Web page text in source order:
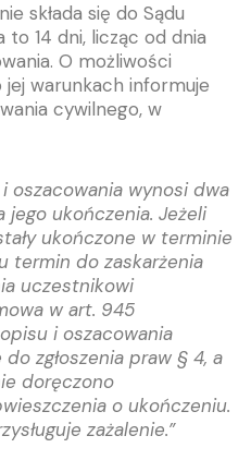
składa się do Sądu
to 14 dni, licząc od dnia
O możliwości
jej warunkach informuje
cywilnego, w
oszacowania wynosi dwa
ukończenia. Jeżeli
ukończone w terminie
termin do zaskarżenia
uczestnikowi
w art. 945
i oszacowania
zgłoszenia praw § 4, a
doręczono
o ukończeniu.
zażalenie.”